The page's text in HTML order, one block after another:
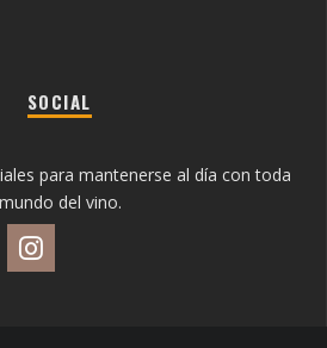
SOCIAL
para mantenerse al día con toda
del vino.